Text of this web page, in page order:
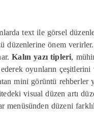
text ile görsel
düzenlerine önem
Kalın yazı tipleri,
oyunların çeşitlerini
mini görüntü
visual düzen artı
menüsünden düzeni